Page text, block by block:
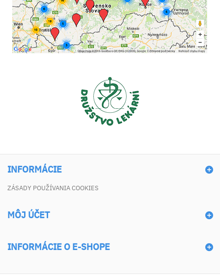
INFORMÁCIE
ZÁSADY POUŽÍVANIA COOKIES
MÔJ ÚČET
INFORMÁCIE O E-SHOPE